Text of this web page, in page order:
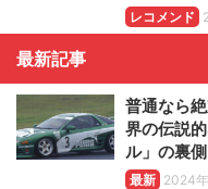
レコメンド
最新記事
普通なら
界の伝説
ル」の裏
最新 2024